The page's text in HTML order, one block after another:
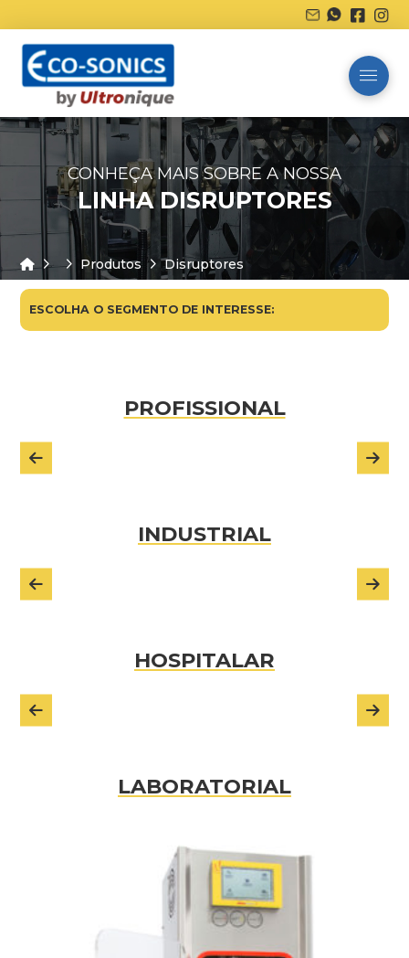
CONHEÇA MAIS SOBRE A NOSSA
LINHA DISRUPTORES
Home Produtos Disruptores
ESCOLHA O SEGMENTO DE INTERESSE:
PROFISSIONAL
INDUSTRIAL
HOSPITALAR
LABORATORIAL